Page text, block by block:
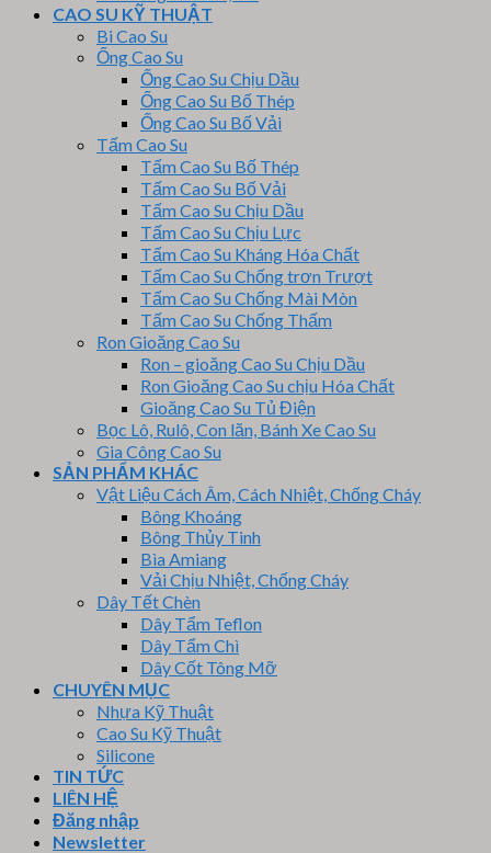
CAO SU KỸ THUẬT
Bi Cao Su
Ống Cao Su
Ống Cao Su Chịu Dầu
Ống Cao Su Bố Thép
Ống Cao Su Bố Vải
Tấm Cao Su
Tấm Cao Su Bố Thép
Tấm Cao Su Bố Vải
Tấm Cao Su Chịu Dầu
Tấm Cao Su Chịu Lực
Tấm Cao Su Kháng Hóa Chất
Tấm Cao Su Chống trơn Trượt
Tấm Cao Su Chống Mài Mòn
Tấm Cao Su Chống Thấm
Ron Gioăng Cao Su
Ron – gioăng Cao Su Chịu Dầu
Ron Gioăng Cao Su chịu Hóa Chất
Gioăng Cao Su Tủ Điện
Bọc Lô, Rulô, Con lăn, Bánh Xe Cao Su
Gia Công Cao Su
SẢN PHẨM KHÁC
Vật Liệu Cách Âm, Cách Nhiệt, Chống Cháy
Bông Khoáng
Bông Thủy Tinh
Bìa Amiang
Vải Chịu Nhiệt, Chống Cháy
Dây Tết Chèn
Dây Tẩm Teflon
Dây Tẩm Chì
Dây Cốt Tông Mỡ
CHUYÊN MỤC
Nhựa Kỹ Thuật
Cao Su Kỹ Thuật
Silicone
TIN TỨC
LIÊN HỆ
Đăng nhập
Newsletter